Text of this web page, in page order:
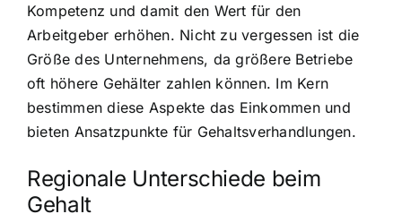
Kompetenz und damit den Wert für den
Arbeitgeber erhöhen. Nicht zu vergessen ist die
Größe des Unternehmens, da größere Betriebe
oft höhere Gehälter zahlen können. Im Kern
bestimmen diese Aspekte das Einkommen und
bieten Ansatzpunkte für Gehaltsverhandlungen.
Regionale Unterschiede beim
Gehalt